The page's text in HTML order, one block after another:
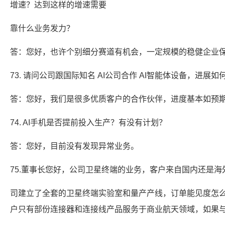
增速？达到这样的增速需要
靠什么业务发力？
答：您好，也许个别细分赛道有机会，一定规模的稳健企业
73. 请问公司跟国际知名 AI公司合作 AI智能体设备，进展如
答：您好，我们是很多优质客户的合作伙伴，进度基本如预
74. AI手机是否提前投入生产？有没有计划？
答：您好，目前没有发现异常业务。
75.董事长您好，公司卫星终端的业务，客户来自国内还是海
司建立了全套的卫星终端实验室和量产产线，订单能见度怎
户只有部份连接器和连接线产品服务于商业航天领域，如果